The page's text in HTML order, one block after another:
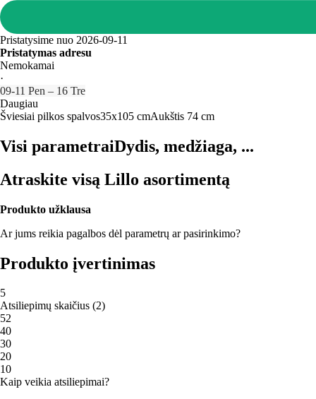
Pristatysime nuo 2026‑09‑11
Pristatymas adresu
Nemokamai
·
09‑11 Pen – 16 Tre
Daugiau
Šviesiai pilkos spalvos35x105 cmAukštis 74 cm
Visi parametraiDydis, medžiaga, ...
Atraskite visą Lillo asortimentą
Produkto užklausa
Ar jums reikia pagalbos dėl parametrų ar pasirinkimo?
Produkto įvertinimas
5
Atsiliepimų skaičius (2)
52
40
30
20
10
Kaip veikia atsiliepimai?